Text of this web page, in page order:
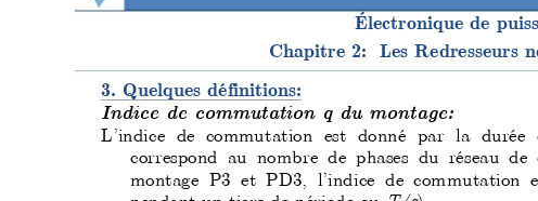
3. Quelques définitions:
Indice de commutation q du montage:
L’indice de commutation est donné par la durée
correspond au nombre de phases du réseau de
montage P3 et PD3, l’indice de commutation
Électronique de
Chapitre 2:  Les Redresseurs